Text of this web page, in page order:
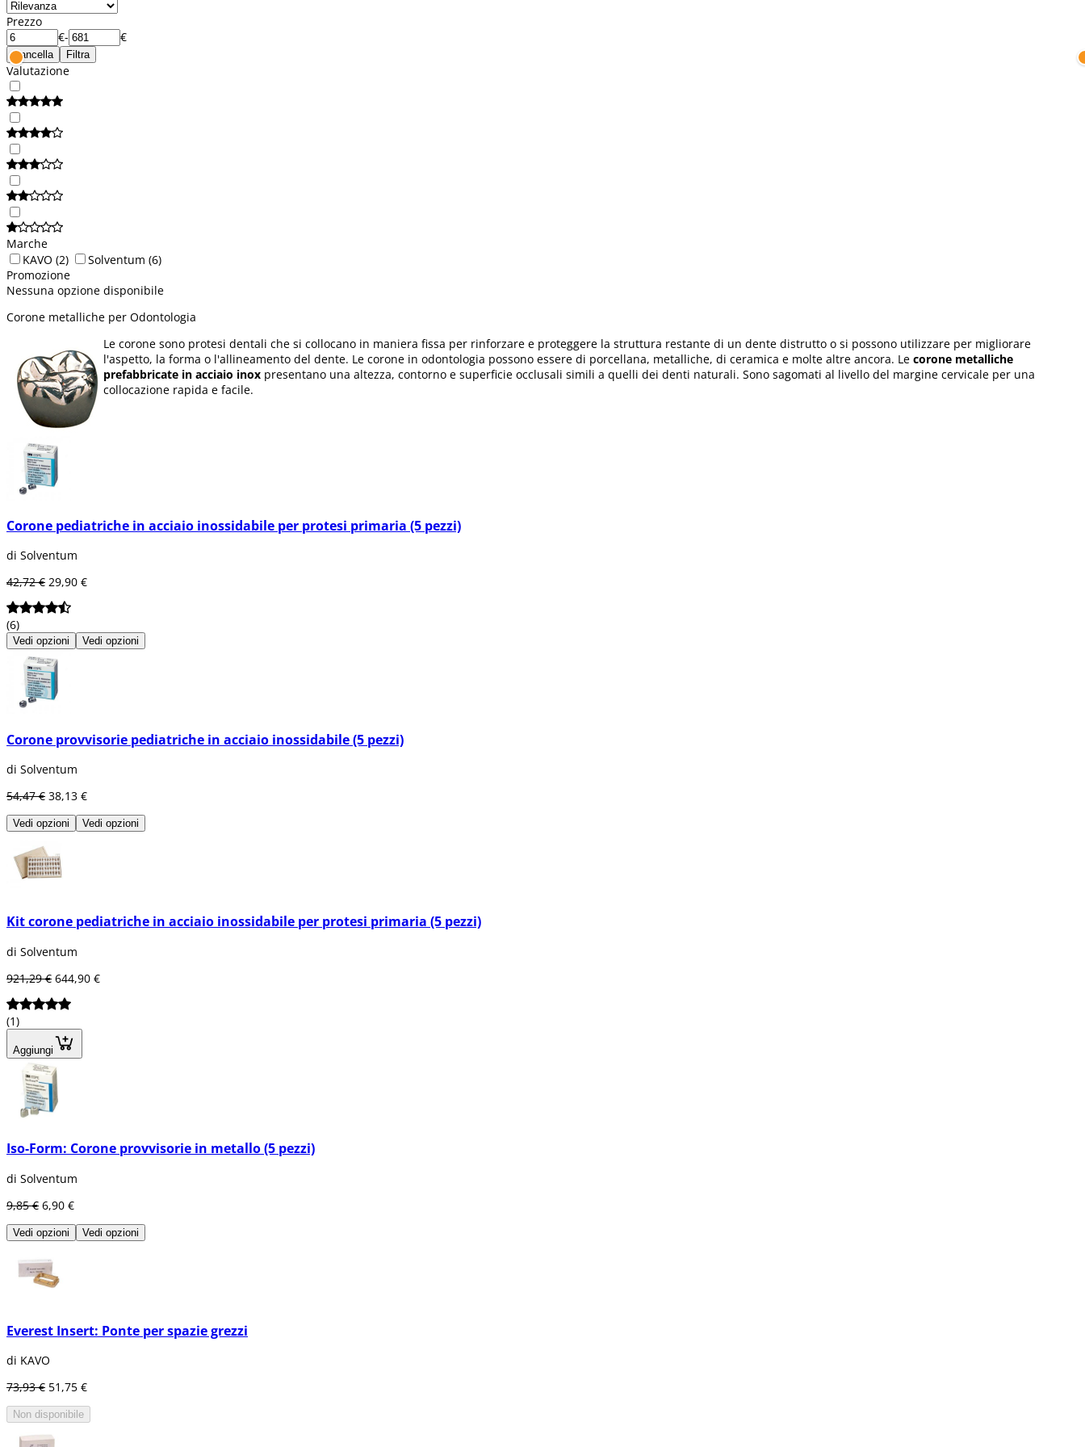
Prezzo
€- €
Cancella Filtra
Valutazione
Marche
KAVO (2) Solventum (6)
Promozione
Nessuna opzione disponibile
Corone metalliche per Odontologia
Le corone sono protesi dentali che si collocano in maniera fissa per rinforzare e proteggere la struttura restante di un dente distrutto o si possono utilizzare per migliorare
l'aspetto, la forma o l'allineamento del dente. Le corone in odontologia possono essere di porcellana, metalliche, di ceramica e molte altre ancora. Le corone metalliche
prefabbricate in acciaio inox presentano una altezza, contorno e superficie occlusali simili a quelli dei denti naturali. Sono sagomati al livello del margine cervicale per una
collocazione rapida e facile.
Corone pediatriche in acciaio inossidabile per protesi primaria (5 pezzi)
di Solventum
42,72 € 29,90 €
(6)
Vedi opzioni Vedi opzioni
Corone provvisorie pediatriche in acciaio inossidabile (5 pezzi)
di Solventum
54,47 € 38,13 €
Vedi opzioni Vedi opzioni
Kit corone pediatriche in acciaio inossidabile per protesi primaria (5 pezzi)
di Solventum
921,29 € 644,90 €
(1)
Aggiungi
Iso-Form: Corone provvisorie in metallo (5 pezzi)
di Solventum
9,85 € 6,90 €
Vedi opzioni Vedi opzioni
Everest Insert: Ponte per spazie grezzi
di KAVO
73,93 € 51,75 €
Non disponibile